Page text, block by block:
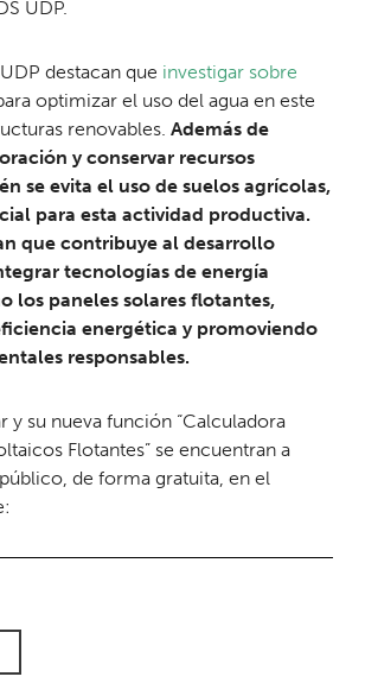
UDP.
destacan que investigar sobre
optimizar el uso del agua en este
renovables. Además de
y conservar recursos
se evita el uso de suelos agrícolas,
para esta actividad productiva.
que contribuye al desarrollo
tecnologías de energía
los paneles solares flotantes,
energética y promoviendo
responsables.
y su nueva función “Calculadora
Flotantes” se encuentran a
de forma gratuita, en el